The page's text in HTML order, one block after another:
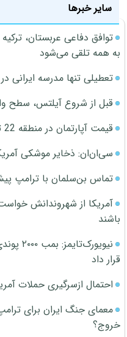
سایر خبرها
توافق دفاعی عربستان،
به همه تلقی می‌شود
تعطیلی تنها مدرسه ایرانی
قبل از شروع آیلتس، سطح
قیمت آپارتمان در منطقه 22 تهران چقدر است؟
سی‌ان‌ان: ذخایر موشکی
تماس بن‌سلمان با ترامپ
آمریکا از شهروندانش
باشند
قرار داد
احتمال ازسرگیری حملات
معمای جنگ ایران برای
خروج؟